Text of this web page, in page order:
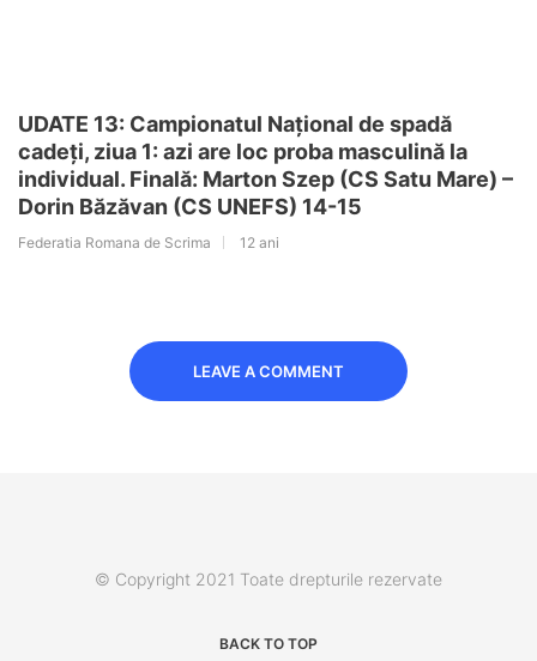
UDATE 13: Campionatul Național de spadă
cadeți, ziua 1: azi are loc proba masculină la
individual. Finală: Marton Szep (CS Satu Mare) –
Dorin Băzăvan (CS UNEFS) 14-15
Federatia Romana de Scrima 12 ani
LEAVE A COMMENT
© Copyright 2021 Toate drepturile rezervate
BACK TO TOP